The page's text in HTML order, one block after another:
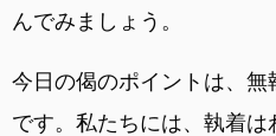
んでみましょう。
今日の偈のポイントは、
です。私たちには、執着は